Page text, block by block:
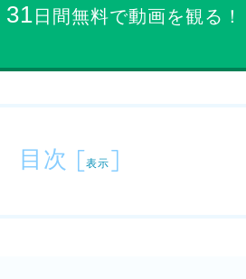
31 日間無料で動画を観る！
目次 [表示 ]